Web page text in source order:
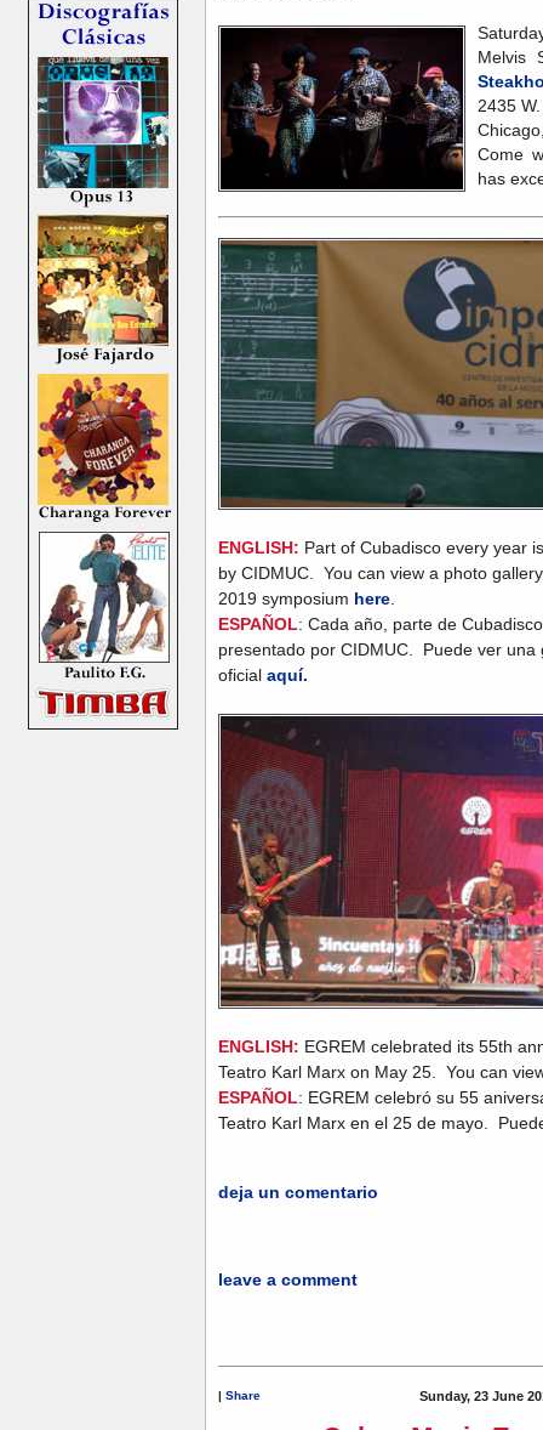
Melvis
2435
Come
has
ENGLISH: Part of Cubadisco every year
by CIDMUC. You can view a photo
2019 symposium here
ESPAÑOL: Cada año, parte de
presentado por CIDMUC. Puede ver
oficial aquí.
ENGLISH: EGREM celebrated its 55th
Teatro Karl Marx on May 25. You can
ESPAÑOL: EGREM celebró su 55
Teatro Karl Marx en el 25 de mayo.
deja un comentario
leave a comment
| Share Sunday, 23 June